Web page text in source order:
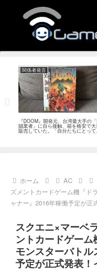
関係者発言
『DOOM』開発元、台湾最大手の
賊業者」に自ら接触、箱を格安で
販売していた。「自分たちにとって
流通だった」
ホーム AC
ズメントカードゲーム機『ド
ャナー』2016年稼働予定が
スクエニ×マーベ
ントカードゲー
モンスターバト
予定が正式発表